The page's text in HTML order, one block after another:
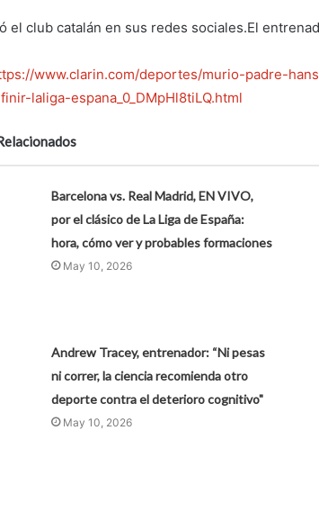
el club catalán en sus redes sociales.El
www.clarin.com/deportes/murio-padre-
laliga-espana_0_DMpHl8tiLQ.html
Barcelona vs. Real Madrid, EN VIVO,
por el clásico de La Liga de España:
hora, cómo ver y probables formaciones
May 10, 2026
Andrew Tracey, entrenador: “Ni pesas
ni correr, la ciencia recomienda otro
deporte contra el deterioro cognitivo"
May 10, 2026